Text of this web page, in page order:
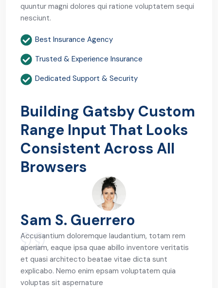
quuntur magni dolores qui ratione voluptatem sequi
nesciunt.
Best Insurance Agency
Trusted & Experience Insurance
Dedicated Support & Security
Building Gatsby Custom
Range Input That Looks
Consistent Across All
Browsers
Sam S. Guerrero
Accusantium doloremque laudantium, totam rem
aperiam, eaque ipsa quae abillo inventore veritatis
et quasi architecto beatae vitae dicta sunt
explicabo. Nemo enim epsam voluptatem quia
voluptas sit aspernature